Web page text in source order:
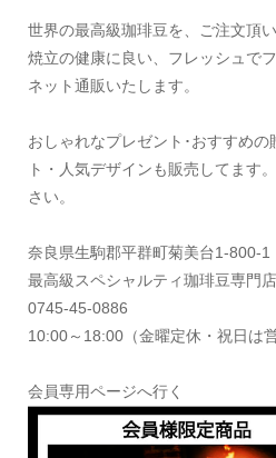
世界の最高級珈琲豆を、ご注文頂
焼立の健康に良い、フレッシュで
ネット通販いたします。
おしゃれなプレゼント･おすすめの
ト・人気デザインも販売してます
さい。
奈良県生駒郡平群町菊美台1-800-1
最高級スペシャルティ珈琲豆専門
0745-45-0886
10:00～18:00（金曜定休・祝日は営
会員専用ページへ行く